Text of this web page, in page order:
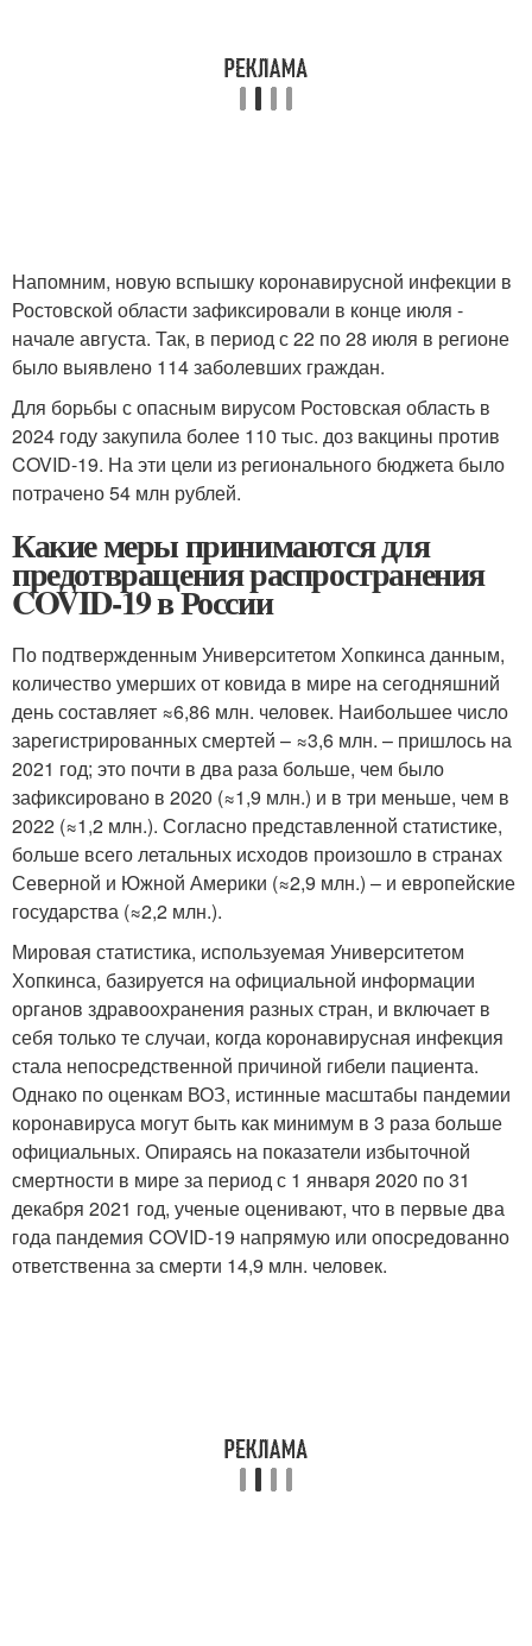
Напомним, новую вспышку коронавирусной инфекции в
Ростовской области зафиксировали в конце июля -
начале августа. Так, в период с 22 по 28 июля в регионе
было выявлено 114 заболевших граждан.
Для борьбы с опасным вирусом Ростовская область в
2024 году закупила более 110 тыс. доз вакцины против
COVID-19. На эти цели из регионального бюджета было
потрачено 54 млн рублей.
Какие меры принимаются для
предотвращения распространения
COVID-19 в России
По подтвержденным Университетом Хопкинса данным,
количество умерших от ковида в мире на сегодняшний
день составляет ≈6,86 млн. человек. Наибольшее число
зарегистрированных смертей – ≈3,6 млн. – пришлось на
2021 год; это почти в два раза больше, чем было
зафиксировано в 2020 (≈1,9 млн.) и в три меньше, чем в
2022 (≈1,2 млн.). Согласно представленной статистике,
больше всего летальных исходов произошло в странах
Северной и Южной Америки (≈2,9 млн.) – и европейские
государства (≈2,2 млн.).
Мировая статистика, используемая Университетом
Хопкинса, базируется на официальной информации
органов здравоохранения разных стран, и включает в
себя только те случаи, когда коронавирусная инфекция
стала непосредственной причиной гибели пациента.
Однако по оценкам ВОЗ, истинные масштабы пандемии
коронавируса могут быть как минимум в 3 раза больше
официальных. Опираясь на показатели избыточной
смертности в мире за период с 1 января 2020 по 31
декабря 2021 год, ученые оценивают, что в первые два
года пандемия COVID-19 напрямую или опосредованно
ответственна за смерти 14,9 млн. человек.